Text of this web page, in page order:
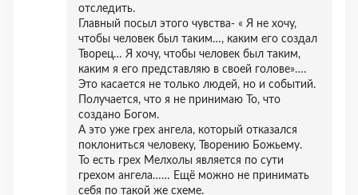
отследить.
Главный посыл этого чувства- « Я не хочу,
чтобы человек был таким…, каким его создал
Творец… Я хочу, чтобы человек был таким,
каким я его представляю в своей голове»….
Это касается не только людей, но и событий.
Получается, что я не принимаю То, что
создано Богом.
А это уже грех ангела, который отказался
поклониться человеку, Творению Божьему.
То есть грех Мелхолы является по сути
грехом ангела…… Ещё можно не принимать
себя по такой же схеме.